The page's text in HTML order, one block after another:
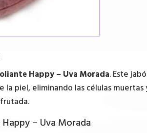
Happy – Uva Morada. Este
piel, eliminando las células
– Uva Morada